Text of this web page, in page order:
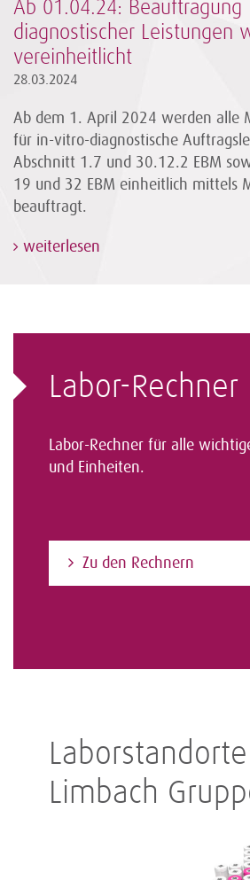
Ab 01.04.24: Beauftragung
diagnostischer Leistungen
vereinheitlicht
28.03.2024
Ab dem 1. April 2024 werden alle
für in-vitro-diagnostische
Abschnitt 1.7 und 30.12.2 EBM
19 und 32 EBM einheitlich mittels
beauftragt.
weiterlesen
Labor-Rechner
Labor-Rechner für alle
und Einheiten.
Zu den Rechnern
Limbach